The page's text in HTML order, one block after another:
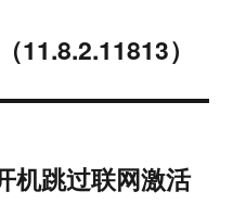
11.8.2.11813）
机跳过联网激活